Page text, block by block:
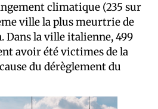
climatique (235 sur
ville la plus meurtrie de
Dans la ville italienne, 499
avoir été victimes de la
du dérèglement du